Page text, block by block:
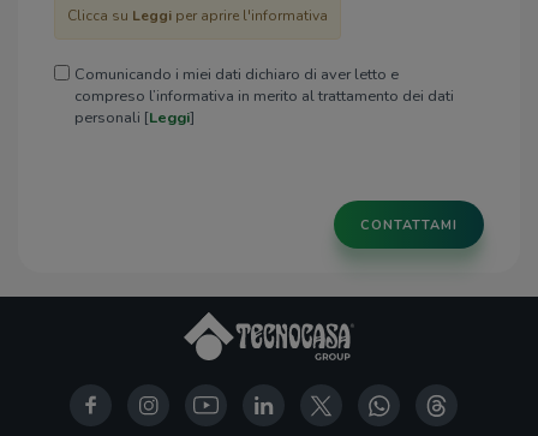
Clicca su Leggi per aprire l'informativa
Comunicando i miei dati dichiaro di aver letto e
compreso l’informativa in merito al trattamento dei dati
personali [Leggi]
CONTATTAMI